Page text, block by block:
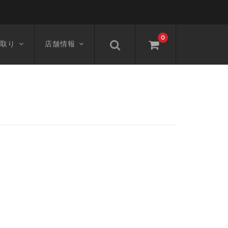
0
り 店舗情報